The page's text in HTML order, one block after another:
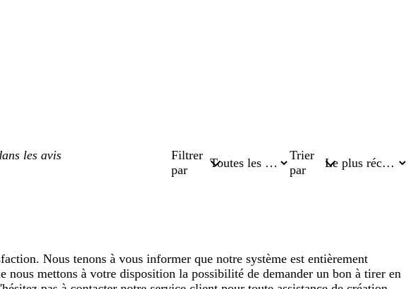
Filtrer
par
Trier
par
Nous tenons à vous informer que notre système est entièrement
mettons à votre disposition la possibilité de demander un bon à tirer en